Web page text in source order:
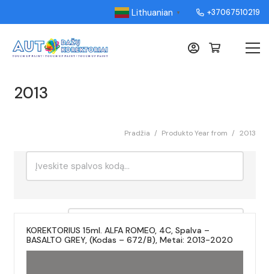
Lithuanian ▼ +37067510219
2013
Pradžia / Produkto Year from / 2013
KOREKTORIUS 15ml. ALFA ROMEO, 4C, Spalva –
BASALTO GREY, (Kodas – 672/B), Metai: 2013-2020